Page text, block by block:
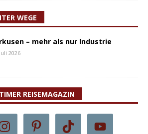
WEGE
– mehr als nur Industrie
2026
REISEMAGAZIN